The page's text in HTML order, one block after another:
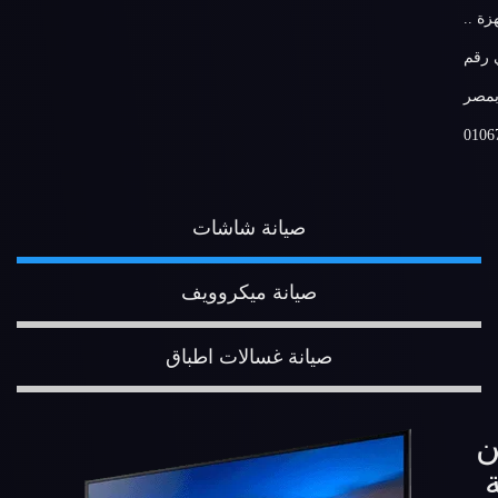
..
رقم
صيانة شاشات
صيانة ميكروويف
صيانة غسالات اطباق